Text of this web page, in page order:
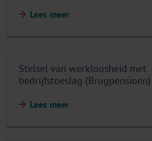
Lees meer
Stelsel van werkloosheid met
bedrijfstoeslag (Brugpensioen)
Lees meer